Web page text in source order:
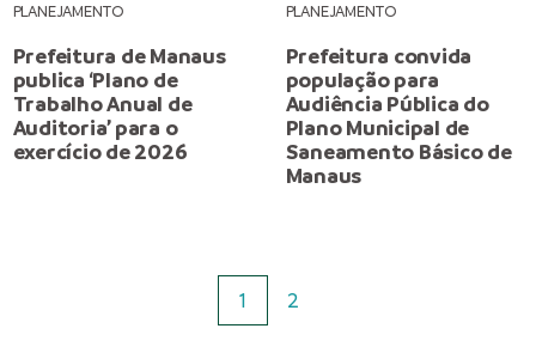
PLANEJAMENTO
Prefeitura de Manaus
publica ‘Plano de
Trabalho Anual de
Auditoria’ para o
exercício de 2026
PLANEJAMENTO
Prefeitura convida
população para
Audiência Pública do
Plano Municipal de
Saneamento Básico de
Manaus
1 2